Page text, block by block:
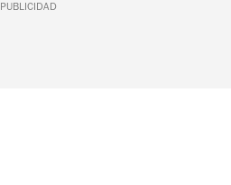
PUBLICIDAD